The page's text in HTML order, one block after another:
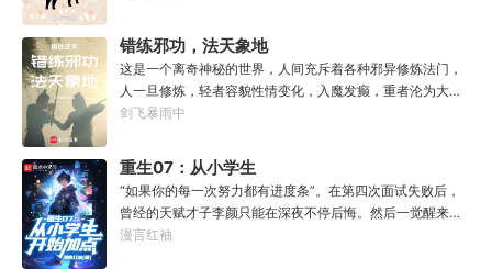
都得散。那一夜，他只是多看了一眼，从此便走上了一条不
归路。【虎形十式：1%】李玄：呔！大内御猫在此，鼠辈还
不束手就擒！
错练邪功，法天象地
这是一个离奇神秘的世界，人间充斥着各种邪异修炼法门，
人一旦修炼，轻者容貌性情变化，入魔发癫，重者沦为大
药，供邪魔采食……段云穿越而来，意外得到一本大药功法
的情况下，让这功法脱胎换骨，玉剑指路，洞穿一切。后来
他学成的功法越来越多，怀揣“达者兼济天下”的理念，段云
从不藏私，传武天下。谁曾想……“段魔头误我！他告诉我这
桩功滋阴壮阳，如今我却只能蹲着尿尿，呜呜......”“这本《七
分归元气》是那魔头教的我，我如今不是被杀就是踩屎，神
剑飞暴雨中
重生07：从小学生
开始加点
“如果你的每一次努力都有进度条”。在第四次面试失败后，
曾经的天赋才子李颜只能在深夜不停后悔。然后一觉醒来穿
越回了小学时代。好消息：上天给了他弥补遗憾的机会。坏
漫言红袖